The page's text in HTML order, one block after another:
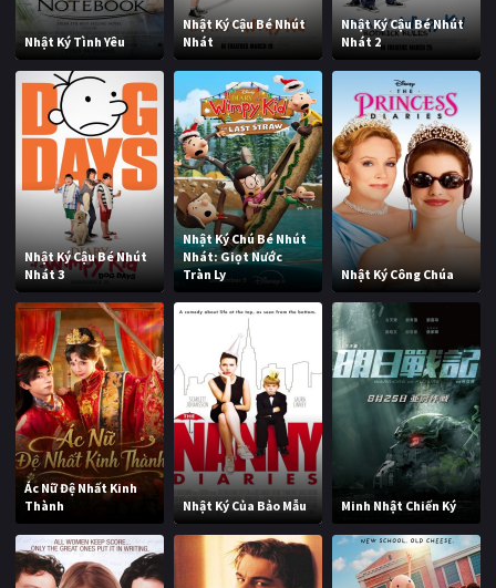
Nhật Ký Tình Yêu
Nhật Ký Cậu Bé Nhút
Nhát
Nhật Ký Cậu Bé Nhút
Nhát 2
Nhật Ký Cậu Bé Nhút
Nhát 3
Nhật Ký Chú Bé Nhút
Nhát: Giọt Nước
Tràn Ly
Nhật Ký Công Chúa
Ác Nữ Đệ Nhất Kinh
Thành
Nhật Ký Của Bảo Mẫu Minh Nhật Chiến Ký